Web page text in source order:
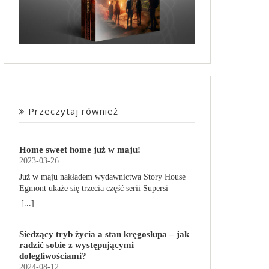
Przeczytaj również
Home sweet home już w maju!
2023-03-26
Już w maju nakładem wydawnictwa Story House
Egmont ukaże się trzecia część serii Supersi
scenarzysty Frederic Maupome. Ten tom nosi tytuł
obdarzone supermocami i wspomagane przez
robota o imieniu Al. Są rozdarte między chęcią
prowadzenia normalnego życia wśród ludzi a
[...]
Siedzący tryb życia a stan kręgosłupa – jak
radzić sobie z występującymi
dolegliwościami?
2024-08-12